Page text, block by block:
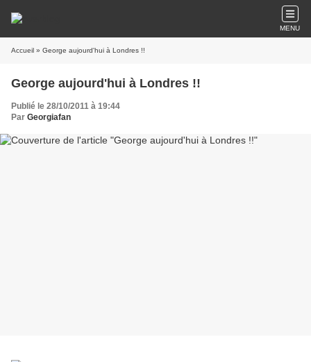
MENU
Accueil » George aujourd'hui à Londres !!
George aujourd'hui à Londres !!
Publié le 28/10/2011 à 19:44
Par Georgiafan